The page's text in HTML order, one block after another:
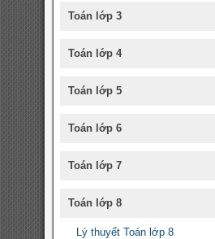
Toán lớp 3
Toán lớp 4
Toán lớp 5
Toán lớp 6
Toán lớp 7
Toán lớp 8
Lý thuyết Toán lớp 8